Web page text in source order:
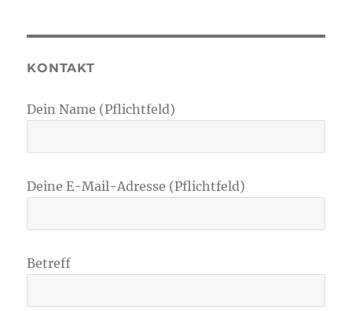
KONTAKT
Dein Name (Pflichtfeld)
Deine E-Mail-Adresse (Pflichtfeld)
Betreff